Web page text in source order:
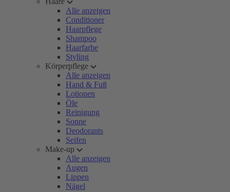
Alle anzeigen
Conditioner
Haarpflege
Shampoo
Haarfarbe
Styling
Körperpflege
Alle anzeigen
Hand & Fuß
Lotionen
Öle
Reinigung
Sonne
Deodorants
Seifen
Make-up
Alle anzeigen
Augen
Lippen
Nägel